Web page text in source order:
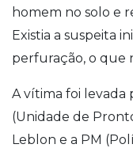
homem no solo e
Existia a suspeita
perfuração, o que
A vítima foi levada
(Unidade de
Leblon e a PM